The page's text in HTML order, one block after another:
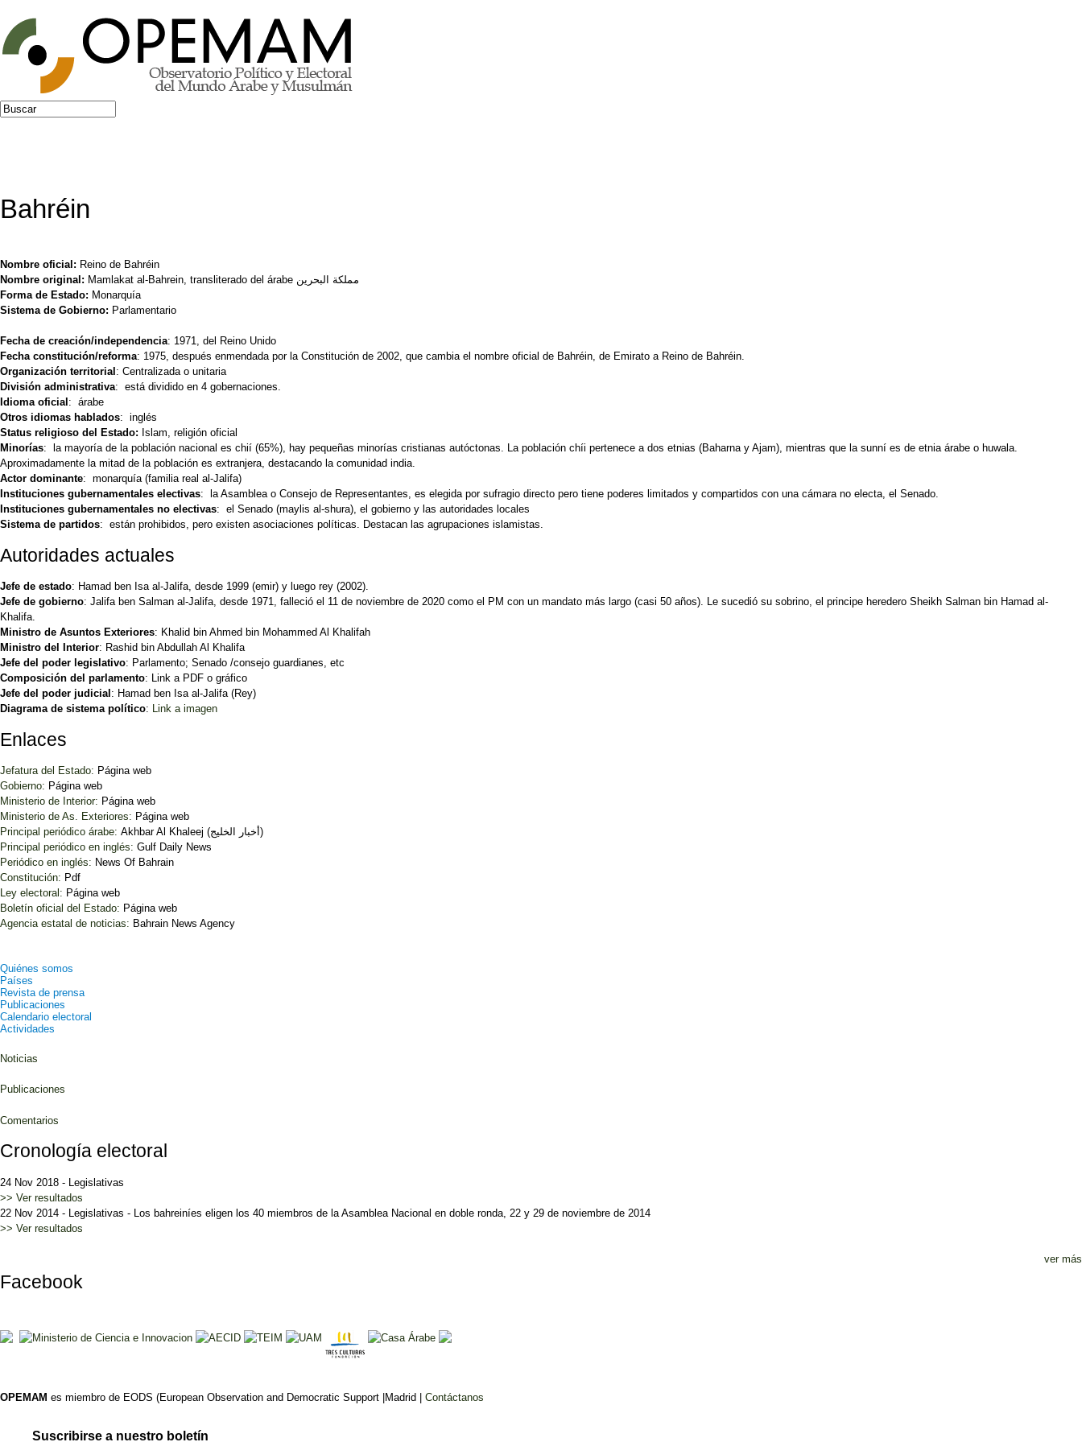
Jump to navigation
Formulario de búsqueda
Buscar
Bahréin
Nombre oficial: Reino de Bahréin
Nombre original:
Mamlakat al-Bahrein, transliterado del árabe مملكة البحرين
Forma de Estado: Monarquía
Sistema de Gobierno: Parlamentario
Fecha de creación/independencia: 1971, del Reino Unido
Fecha constitución/reforma: 1975, después enmendada por la Constitución de 2002, que cambia el nombre oficial de Bahréin, de Emirato a Reino de Bahréin.
Organización territorial : Centralizada o unitaria
División administrativa: está dividido en 4 gobernaciones.
Idioma oficial : árabe
Otros idiomas hablados: inglés
Status religioso del Estado: Islam, religión oficial
Minorías: la mayoría de la población nacional es chií (65%), hay pequeñas minorías cristianas autóctonas. La población chíi pertenece a dos etnias (Baharna y Ajam), mientras que la sunní es de etnia árabe o huwala.
Aproximadamente la mitad de la población es extranjera, destacando la comunidad india.
Actor dominante: monarquía (familia real al-Jalifa)
Instituciones gubernamentales electivas: la Asamblea o Consejo de Representantes, es elegida por sufragio directo pero tiene poderes limitados y compartidos con una cámara no electa, el Senado.
Instituciones gubernamentales no electivas: el Senado (maylis al-shura), el gobierno y las autoridades locales
Sistema de partidos: están prohibidos, pero existen asociaciones políticas. Destacan las agrupaciones islamistas.
Autoridades actuales
Jefe de estado: Hamad ben Isa al-Jalifa, desde 1999 (emir) y luego rey (2002).
Jefe de gobierno: Jalifa ben Salman al-Jalifa, desde 1971, falleció el 11 de noviembre de 2020 como el PM con un mandato más largo (casi 50 años). Le sucedió su sobrino, el principe heredero Sheikh Salman bin Hamad al-
Khalifa.
Ministro de Asuntos Exteriores: Khalid bin Ahmed bin Mohammed Al Khalifah
Ministro del Interior: Rashid bin Abdullah Al Khalifa
Jefe del poder legislativo: Parlamento; Senado /consejo guardianes, etc
Composición del parlamento: Link a PDF o gráfico
Jefe del poder judicial : Hamad ben Isa al-Jalifa (Rey)
Diagrama de sistema político: Link a imagen
Enlaces
Jefatura del Estado: Página web
Gobierno: Página web
Ministerio de Interior: Página web
Ministerio de As. Exteriores: Página web
Principal periódico árabe:
Akhbar Al Khaleej (أخبار الخليج)
Principal periódico en inglés: Gulf Daily News
Periódico en inglés: News Of Bahrain
Constitución: Pdf
Ley electoral: Página web
Boletín oficial del Estado: Página web
Agencia estatal de noticias: Bahrain News Agency
Quiénes somos
Países
Revista de prensa
Publicaciones
Calendario electoral
Actividades
Noticias
Publicaciones
Comentarios
Cronología electoral
24 Nov 2018 - Legislativas
>> Ver resultados
22 Nov 2014 - Legislativas - Los bahreiníes eligen los 40 miembros de la Asamblea Nacional en doble ronda, 22 y 29 de noviembre de 2014
>> Ver resultados
ver más
Facebook
OPEMAM es miembro de EODS (European Observation and Democratic Support |Madrid | Contáctanos
Suscribirse a nuestro boletín